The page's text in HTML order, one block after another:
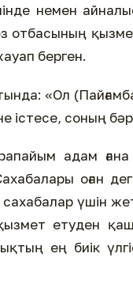
немен
отбасының
берген.
«Ол
істесе, соның
адам
оған
сахабалар үшін
етуден
ең биік